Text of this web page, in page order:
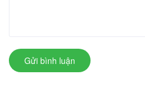
Gửi bình luận